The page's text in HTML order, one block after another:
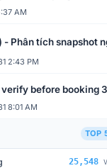
AM
- Phân tích snapshot
2:43 PM
before booking 3
8:01 AM
TOP
25,548